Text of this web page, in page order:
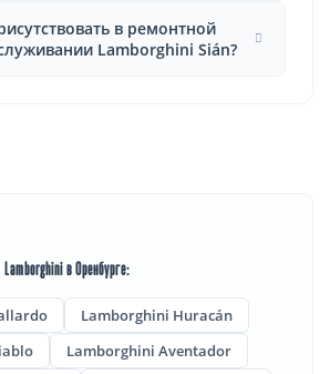
в ремонтной
Lamborghini Sián?
в Оренбурге:
Lamborghini Huracán
Lamborghini Aventador